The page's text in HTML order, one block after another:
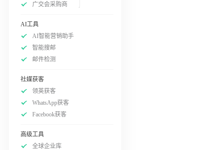
广交会采购商
AI工具
AI智能营销助手
智能搜邮
邮件检测
社媒获客
领英获客
WhatsApp获客
Facebook获客
高级工具
全球企业库